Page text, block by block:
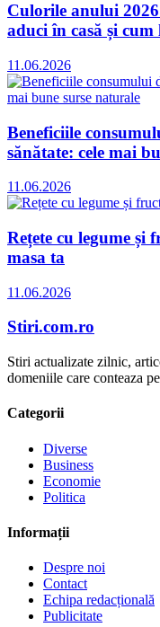
Culorile anului
aduci în casă și
11.06.2026
Beneficiile
sănătate: cele mai
11.06.2026
Rețete cu legume și
masa ta
11.06.2026
Stiri.com.ro
Stiri actualizate zilnic,
domeniile care conteaza
Categorii
Diverse
Business
Economie
Politica
Informații
Despre noi
Contact
Echipa redacțională
Publicitate